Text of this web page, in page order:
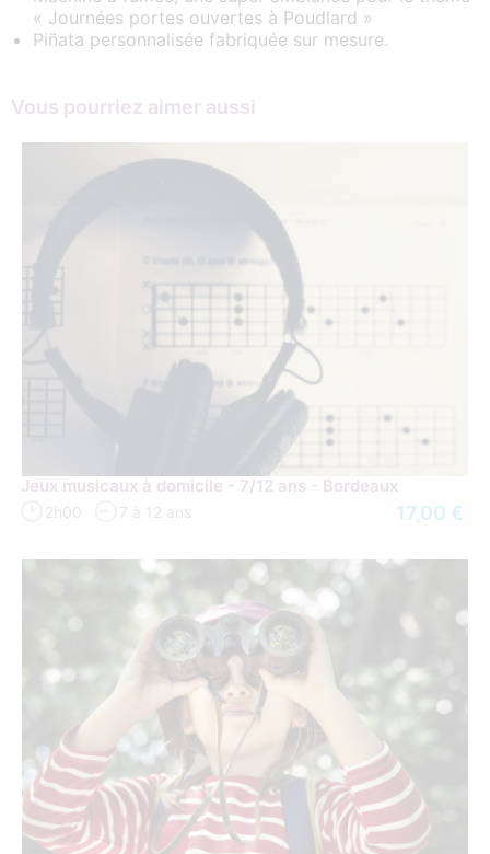
« Journées portes ouvertes à Poudlard »
Piñata personnalisée fabriquée sur mesure.
Vous pourriez aimer aussi
Jeux musicaux à domicile - 7/12 ans - Bordeaux
2h00 7 à 12 ans 17,00 €